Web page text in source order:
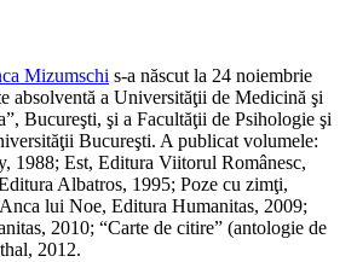
Mizumschi s-a născut la 24 noiembrie
absolventă a Universităţii de Medicină şi
Bucureşti, şi a Facultăţii de Psihologie şi
Bucureşti. A publicat volumele:
1988; Est, Editura Viitorul Românesc,
Albatros, 1995; Poze cu zimţi,
lui Noe, Editura Humanitas, 2009;
2010; “Carte de citire” (antologie de
2012.